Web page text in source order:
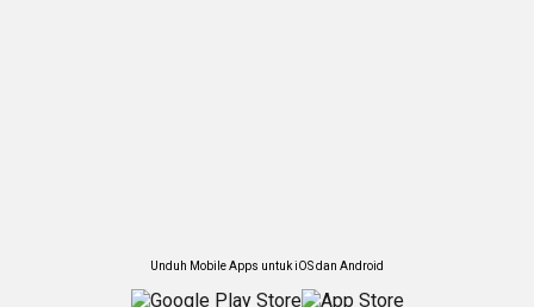
Unduh Mobile Apps untuk iOS dan Android